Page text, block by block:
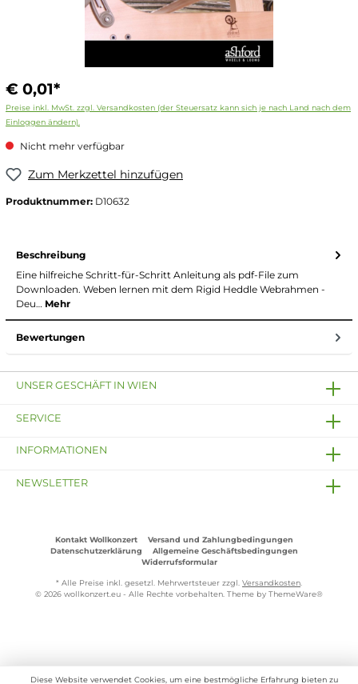
€ 0,01*
Preise inkl. MwSt. zzgl. Versandkosten (der Steuersatz kann sich je nach Land nach dem
Einloggen ändern).
Nicht mehr verfügbar
Zum Merkzettel hinzufügen
Produktnummer: D10632
Beschreibung
Eine hilfreiche Schritt-für-Schritt Anleitung als pdf-File zum
Downloaden. Weben lernen mit dem Rigid Heddle Webrahmen -
Deu… Mehr
Bewertungen
UNSER GESCHÄFT IN WIEN
SERVICE
INFORMATIONEN
NEWSLETTER
Kontakt Wollkonzert
Versand und Zahlungbedingungen
Datenschutzerklärung
Allgemeine Geschäftsbedingungen
Widerrufsformular
* Alle Preise inkl. gesetzl. Mehrwertsteuer zzgl. Versandkosten.
© 2026 wollkonzert.eu - Alle Rechte vorbehalten. Theme by ThemeWare®
Diese Website verwendet Cookies, um eine bestmögliche Erfahrung bieten zu